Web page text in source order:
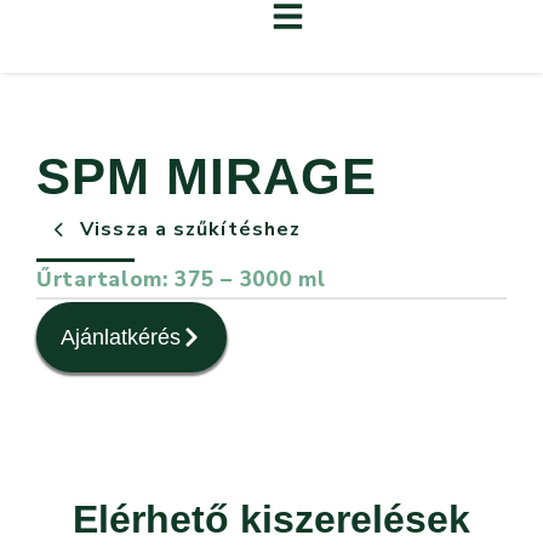
SPM MIRAGE
Vissza a szűkítéshez
Űrtartalom: 375 – 3000 ml
Ajánlatkérés
Elérhető kiszerelések